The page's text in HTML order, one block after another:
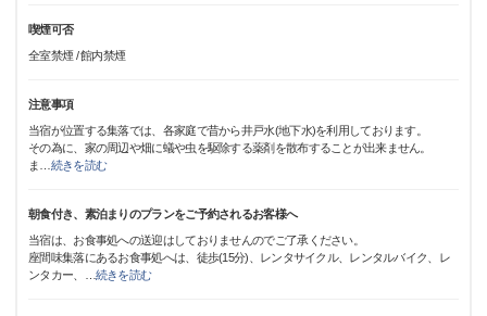
喫煙可否
全室禁煙 / 館内禁煙
注意事項
当宿が位置する集落では、各家庭で昔から井戸水(地下水)を利用しております。
その為に、家の周辺や畑に蟻や虫を駆除する薬剤を散布することが出来ません。
ま
続きを読む
朝食付き、素泊まりのプランをご予約されるお客様へ
当宿は、お食事処への送迎はしておりませんのでご了承ください。
座間味集落にあるお食事処へは、徒歩(15分)、レンタサイクル、レンタルバイク、レ
ンタカー、
続きを読む